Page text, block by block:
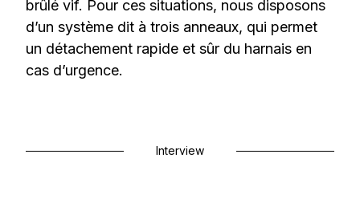
brûlé vif. Pour ces situations, nous disposons
d’un système dit à trois anneaux, qui permet
un détachement rapide et sûr du harnais en
cas d’urgence.
Interview